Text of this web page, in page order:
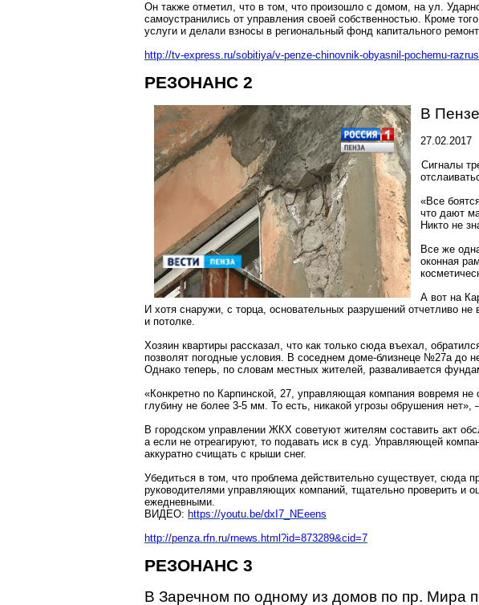
Он также отметил, что в том, что произошло с домом, на ул.
самоустранились от управления своей собственностью. Кроме
услуги и делали взносы в региональный фонд капитального
http://tv-express.ru/sobitiya/v-penze-chinovnik-obyasnil-pochemu-
РЕЗОНАНС 2
В
27.02.2017
Сигналы
«Все
что дают
Никто не
Все же
оконная
А вот на
И хотя снаружи, с торца, основательных разрушений отчетливо не
и потолке.
Хозяин квартиры рассказал, что как только сюда въехал,
позволят погодные условия. В соседнем доме-близнеце №27а до
Однако теперь, по словам местных жителей, разваливается
«Конкретно по Карпинской, 27, управляющая компания вовремя не
глубину не более 3-5 мм. То есть, никакой угрозы обрушения
В городском управлении ЖКХ советуют жителям составить акт
а если не отреагируют, то подавать иск в суд. Управляющей
аккуратно счищать с крыши снег.
Убедиться в том, что проблема действительно существует, сюда
руководителями управляющих компаний, тщательно проверить
ежедневными.
ВИДЕО: https://youtu.be/dxI7_NEeens
http://penza.rfn.ru/rnews.html?id=873289&cid=7
РЕЗОНАНС 3
В Заречном по одному из домов по пр. Мира